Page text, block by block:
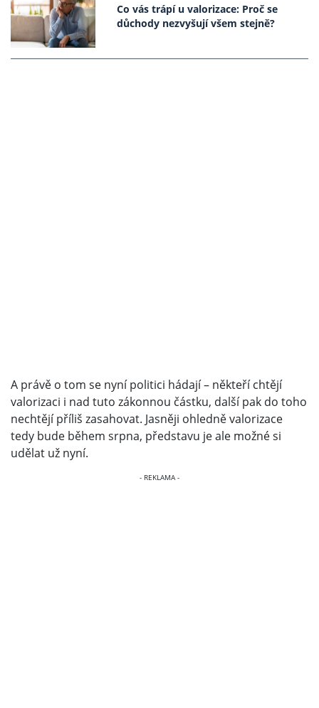
Co vás trápí u valorizace: Proč se
důchody nezvyšují všem stejně?
A právě o tom se nyní politici hádají – někteří chtějí
valorizaci i nad tuto zákonnou částku, další pak do toho
nechtějí příliš zasahovat. Jasněji ohledně valorizace
tedy bude během srpna, představu je ale možné si
udělat už nyní.